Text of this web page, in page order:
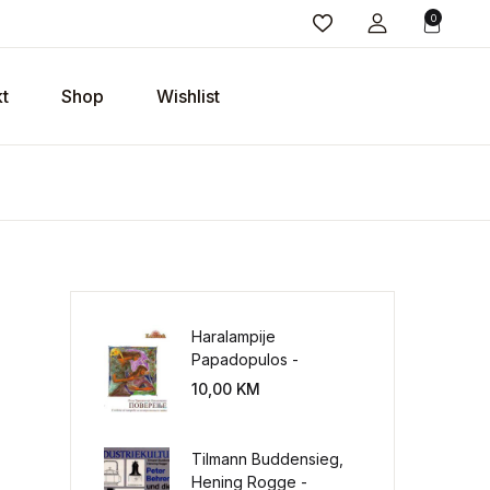
0
Shop Wishlist
Haralampije
Papadopulos -
Poverenje: sloboda od
10,00 KM
Tilmann Buddensieg,
Hening Rogge -